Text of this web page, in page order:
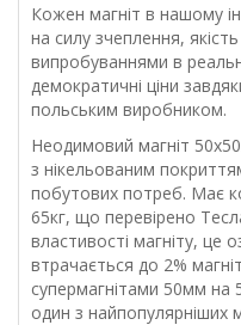
Кожен магніт в нашому
на силу зчеплення,
випробуваннями в
демократичні ціни
польським виробником.
Неодимовий магніт
з нікельованим
побутових потреб. Має
65кг, що перевірено
властивості магніту, це
втрачається до 2%
супермагнітами 50мм
один з найпопулярніших